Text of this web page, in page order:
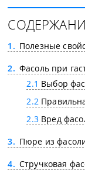
1
Полезные
2
Фасоль при
2.1 Выбор
2.2
2.3Вред
3
Пюре из
4
Стручковая